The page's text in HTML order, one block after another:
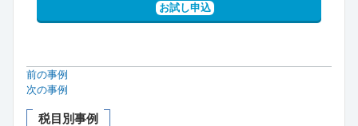
お試し申込
前の事例
次の事例
税目別事例